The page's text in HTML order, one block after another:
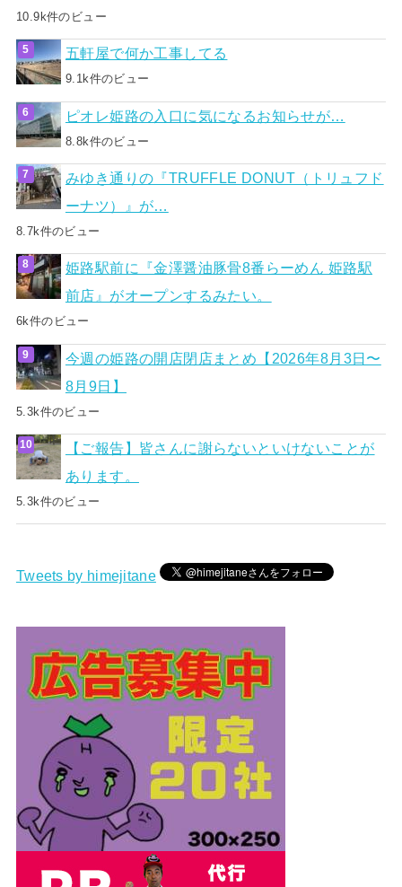
10.9k件のビュー
五軒屋で何か工事してる
9.1k件のビュー
ピオレ姫路の入口に気になるお知らせが…
8.8k件のビュー
みゆき通りの『TRUFFLE DONUT（トリュフド
ーナツ）』が…
8.7k件のビュー
姫路駅前に『金澤醤油豚骨8番らーめん 姫路駅
前店』がオープンするみたい。
6k件のビュー
今週の姫路の開店閉店まとめ【2026年8月3日〜
8月9日】
5.3k件のビュー
【ご報告】皆さんに謝らないといけないことが
あります。
5.3k件のビュー
Tweets by himejitane